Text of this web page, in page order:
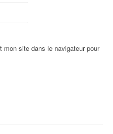
mon site dans le navigateur pour